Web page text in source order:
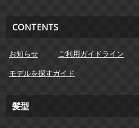
CONTENTS
お知らせ ご利用ガイドライン
モデルを探すガイド
髪型